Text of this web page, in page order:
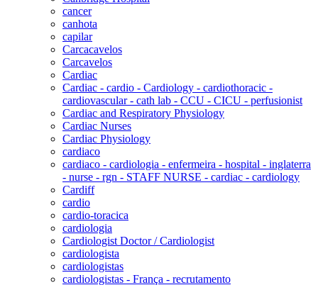
cancer
canhota
capilar
Carcacavelos
Carcavelos
Cardiac
Cardiac - cardio - Cardiology - cardiothoracic -
cardiovascular - cath lab - CCU - CICU - perfusionist
Cardiac and Respiratory Physiology
Cardiac Nurses
Cardiac Physiology
cardiaco
cardiaco - cardiologia - enfermeira - hospital - inglaterra
- nurse - rgn - STAFF NURSE - cardiac - cardiology
Cardiff
cardio
cardio-toracica
cardiologia
Cardiologist Doctor / Cardiologist
cardiologista
cardiologistas
cardiologistas - França - recrutamento